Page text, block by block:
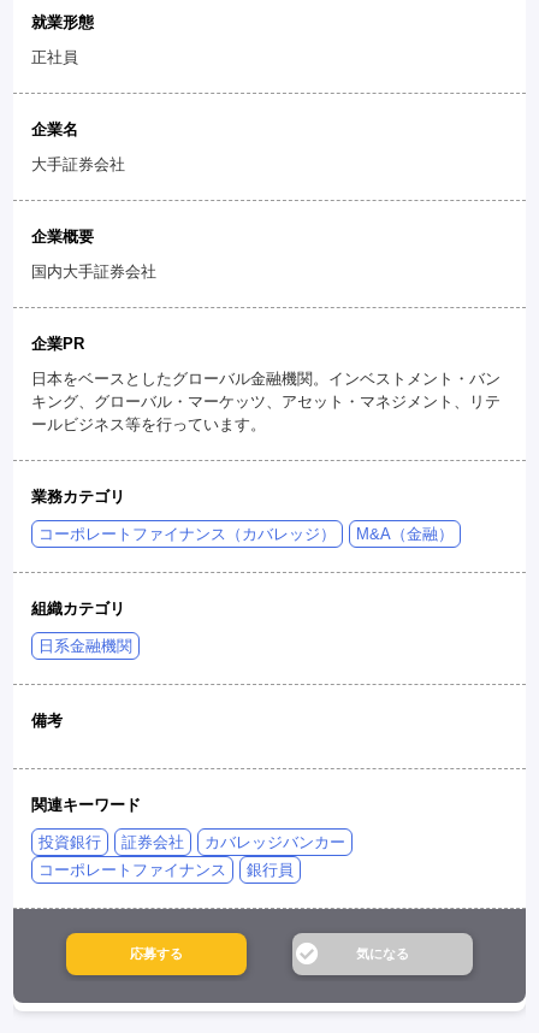
就業形態
正社員
企業名
大手証券会社
企業概要
国内大手証券会社
企業PR
日本をベースとしたグローバル金融機関。インベストメント・バン
キング、グローバル・マーケッツ、アセット・マネジメント、リテ
ールビジネス等を行っています。
業務カテゴリ
コーポレートファイナンス（カバレッジ） M&A（金融）
組織カテゴリ
日系金融機関
備考
関連キーワード
投資銀行 証券会社
カバレッジバンカー
コーポレートファイナンス
銀行員